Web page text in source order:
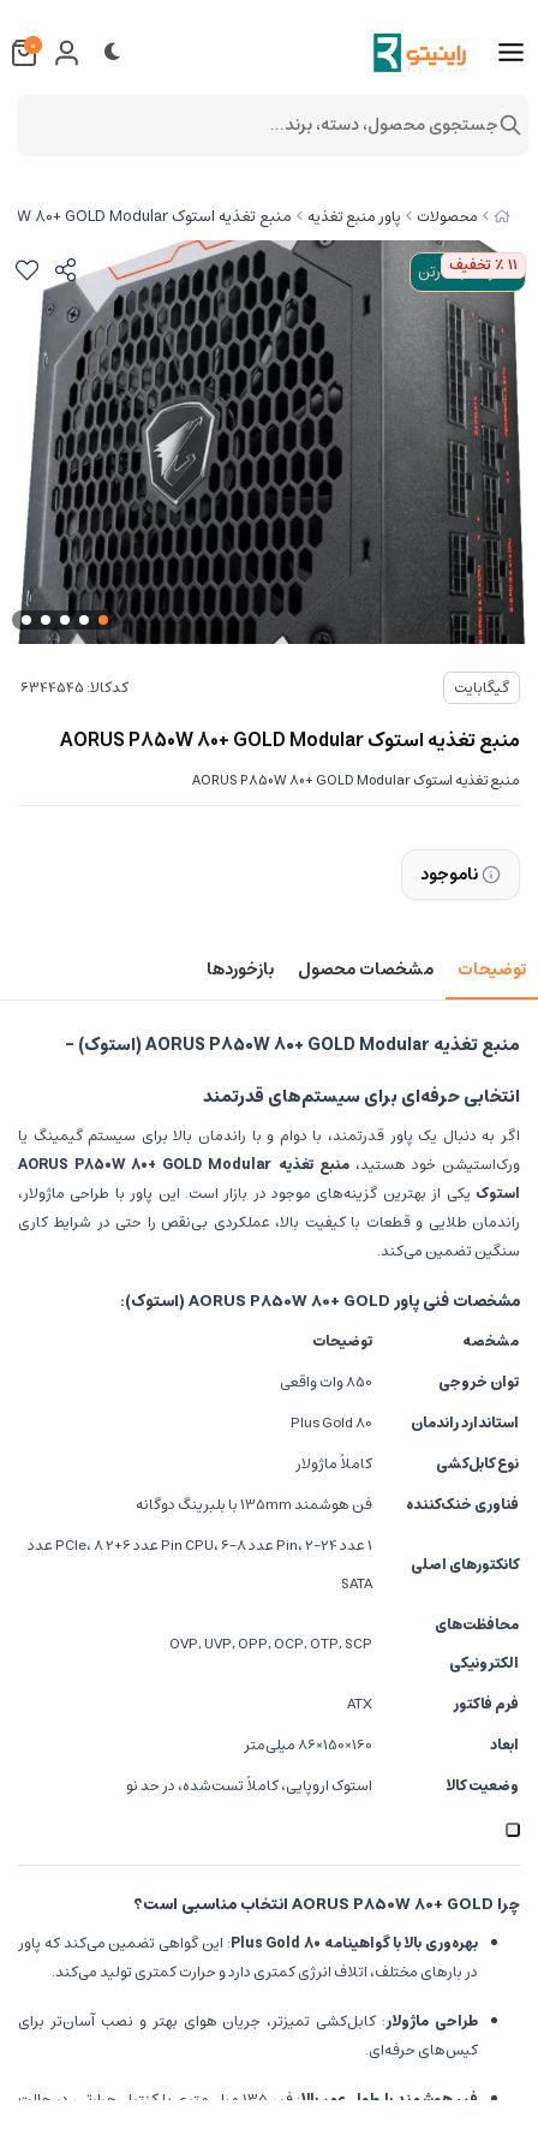
محصولات پاور منبع تغذیه منبع تغذیه استوک AORUS P850W 80+ GOLD Modular
11٪ تخفیف
استوک+با کارتن
گیگابایت کدکالا:
منبع تغذیه استوک AORUS P850W 80+ GOLD Modular
منبع تغذیه استوک AORUS P850W 80+ GOLD Modular
ناموجود
توضیحات مشخصات محصول بازخوردها
منبع تغذیه AORUS P850W 80+ GOLD Modular (استوک) –
انتخابی حرفه‌ای برای سیستم‌های قدرتمند
اگر به دنبال یک پاور قدرتمند، با دوام و با راندمان بالا برای سیستم گیمینگ یا
ورک‌استیشن خود هستید،
منبع تغذیه AORUS P850W 80+ GOLD Modular
استوک یکی از بهترین گزینه‌های موجود در بازار است. این پاور با طراحی ماژولار،
راندمان طلایی و قطعات با کیفیت بالا، عملکردی بی‌نقص را حتی در شرایط کاری
سنگین تضمین می‌کند.
مشخصات فنی پاور AORUS P850W 80+ GOLD (استوک):
مشخصه
توضیحات
توان خروجی
850 وات واقعی
استاندارد راندمان
80 Plus Gold
نوع کابل‌کشی
کاملاً ماژولار
فناوری خنک‌کننده
فن هوشمند 135mm با بلبرینگ دوگانه
کانکتورهای اصلی
1 عدد 24-Pin، 2 عدد 8-Pin CPU، 6 عدد 6+2 PCIe، 8 عدد
SATA
محافظت‌های
الکترونیکی
OVP, UVP, OPP, OCP, OTP, SCP
فرم فاکتور
ATX
ابعاد
160×150×86 میلی‌متر
وضعیت کالا
استوک اروپایی، کاملاً تست‌شده، در حد نو
چرا AORUS P850W 80+ GOLD انتخاب مناسبی است؟
بهره‌وری بالا با گواهینامه 80 Plus Gold
: این گواهی تضمین می‌کند که پاور
در بارهای مختلف، اتلاف انرژی کمتری دارد و حرارت کمتری تولید می‌کند.
طراحی ماژولار: کابل‌کشی تمیزتر، جریان هوای بهتر و نصب آسان‌تر برای
کیس‌های حرفه‌ای.
فن هوشمند با طول عمر بالا
: فن 135 میلی‌متری با کنترل حرارتی، در حالت
0
جستجوی محصول، دسته، برند...